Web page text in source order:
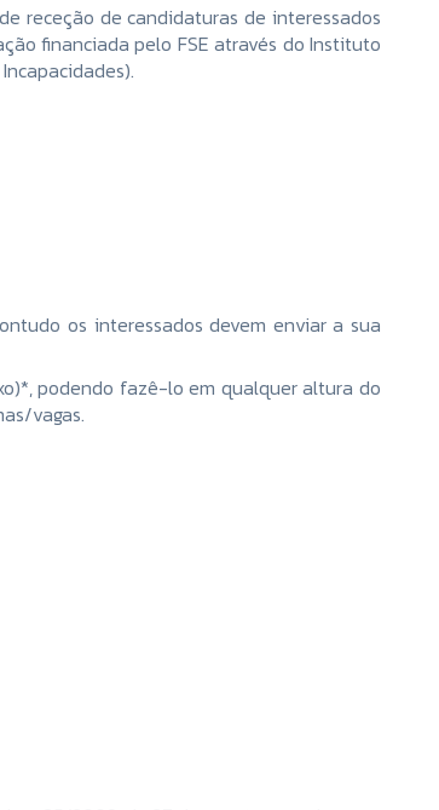
receção de candidaturas de interessados
financiada pelo FSE através do Instituto
os interessados devem enviar a sua
podendo fazê-lo em qualquer altura do
vagas.